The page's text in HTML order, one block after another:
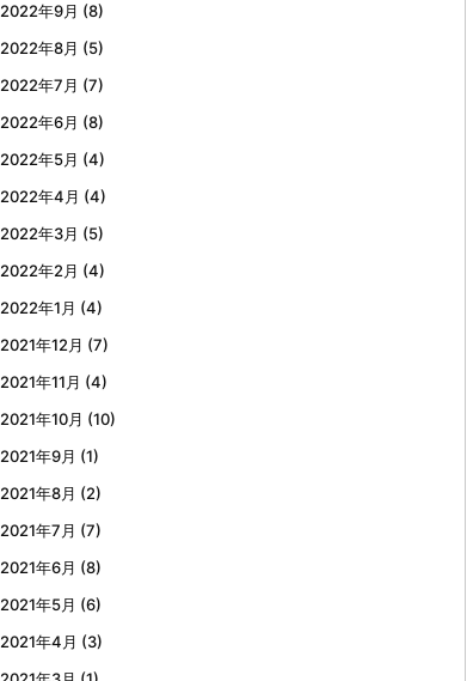
2022年9月 (8)
2022年8月 (5)
2022年7月 (7)
2022年6月 (8)
2022年5月 (4)
2022年4月 (4)
2022年3月 (5)
2022年2月 (4)
2022年1月 (4)
2021年12月 (7)
2021年11月 (4)
2021年10月 (10)
2021年9月 (1)
2021年8月 (2)
2021年7月 (7)
2021年6月 (8)
2021年5月 (6)
2021年4月 (3)